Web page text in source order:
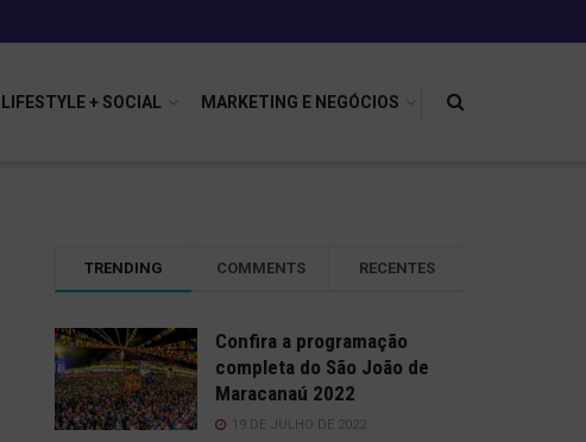
LIFESTYLE + SOCIAL MARKETING E NEGÓCIOS
TRENDING COMMENTS RECENTES
Confira a programação
completa do São João de
Maracanaú 2022
19 DE JULHO DE 2022